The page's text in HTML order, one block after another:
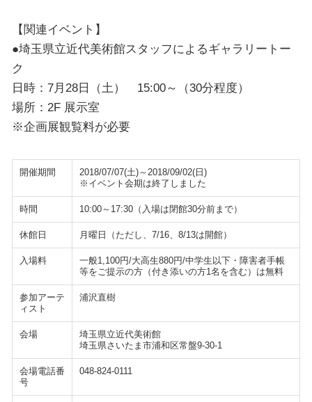
【関連イベント】
●埼玉県立近代美術館スタッフによるギャラリートー
ク
日時：7月28日（土） 15:00～（30分程度）
場所：2F 展示室
※企画展観覧料が必要
開催期間
2018/07/07(土)～2018/09/02(日)
※イベント会期は終了しました
時間 10:00～17:30（入場は閉館30分前まで）
休館日 月曜日（ただし、7/16、8/13は開館）
入場料
一般1,100円/大高生880円/中学生以下・障害者手帳
等をご提示の方（付き添いの方1名を含む）は無料
参加アーテ
ィスト
浦沢直樹
会場
埼玉県立近代美術館
埼玉県さいたま市浦和区常盤9-30-1
会場電話番
号
048-824-0111